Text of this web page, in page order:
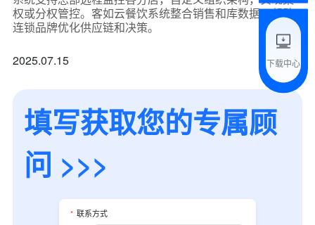
权或分权管控。客如云餐饮系统整合销售和库数据，帮助
连锁品牌优化供应链和决策。
2025.07.15
填写获取您的专属顾
问 >>>
* 联系方式
下载中心
附加留言
我是老客户，了解最新优惠